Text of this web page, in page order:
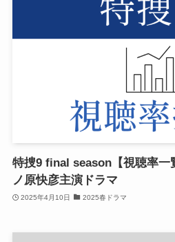
特捜9 final season【視聴率一
ノ原快彦主演ドラマ
2025年4月10日 2025春ドラマ